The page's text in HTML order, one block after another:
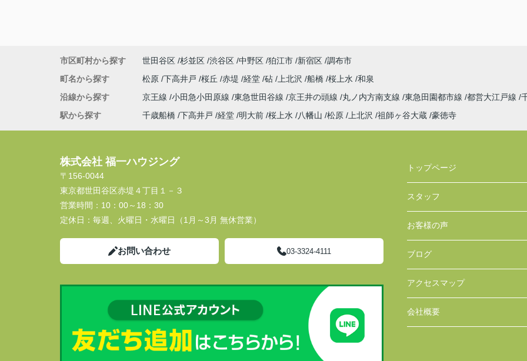
市区町村から探す 世田谷区 杉並区 渋谷区 中野区 狛江市 新宿区 調布市
町名から探す
松原 下高井戸 桜丘 赤堤 経堂 砧 上北沢 船橋 桜上水 和泉
沿線から探す
京王線 小田急小田原線 東急世田谷線 京王井の頭線 丸ノ内方南支線 東急田園都市線 都営大江戸線
駅から探す
千歳船橋 下高井戸 経堂 明大前 桜上水 八幡山 松原 上北沢 祖師ヶ谷大蔵 豪徳寺
株式会社 福一ハウジング
〒156-0044
東京都世田谷区赤堤４丁目１－３
営業時間： 10：00～18：30
定休日： 毎週、火曜日・水曜日（1月～3月 無休営業）
お問い合わせ 03-3324-4111
トップページ
スタッフ
お客様の声
ブログ
アクセスマップ
会社概要